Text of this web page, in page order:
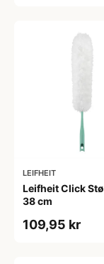
LEIFHEIT
Leifheit Click
38 cm
109,95 kr